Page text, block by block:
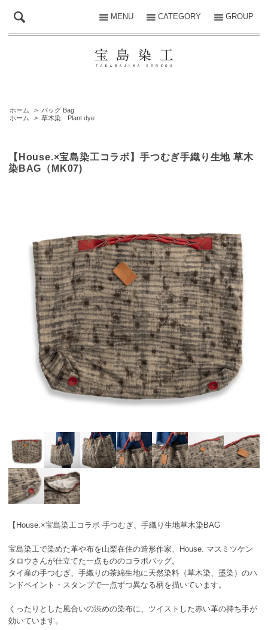
GROUP
CATEGORY
MENU
ホーム > バッグ Bag
ホーム
> 草木染 Plant dye
【House.×宝島染工コラボ】手つむぎ手織り生地 草木
染BAG（MK07)
【House.×宝島染工コラボ 手つむぎ、手織り生地草木染BAG
宝島染工で染めた革や布を山梨在住の造形作家、House. マスミツケン
タロウさんが仕立てた一点もののコラボバッグ。
タイ産の手つむぎ、手織りの茶綿生地に天然染料（草木染、墨染）のハ
ンドペイント・スタンプで一点ずつ異なる柄を描いています。
くったりとした風合いの渋めの染布に、ツイストした赤い革の持ち手が
効いています。